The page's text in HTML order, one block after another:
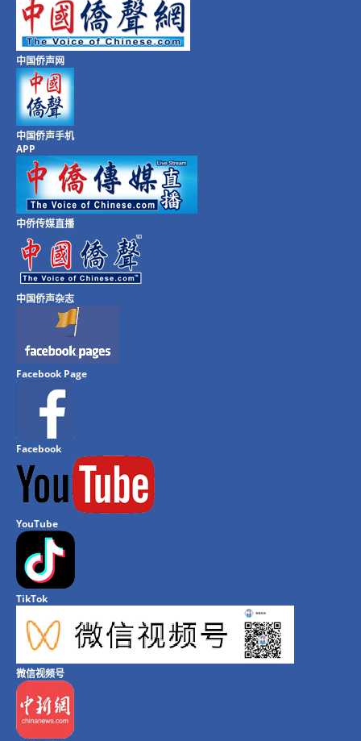
中国侨声网
中国侨声手机
APP
中侨传媒直播
中国侨声杂志
Facebook Page
Facebook
YouTube
TikTok
微信视频号